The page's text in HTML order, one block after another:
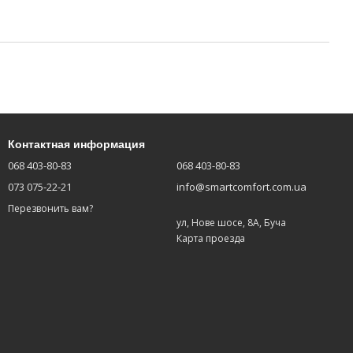
Контактная информация
068 403-80-83
073 075-22-21
Перезвонить вам?
068 403-80-83
info@smartcomfort.com.ua
ул, Нове шосе, 8А, Буча
Карта проезда